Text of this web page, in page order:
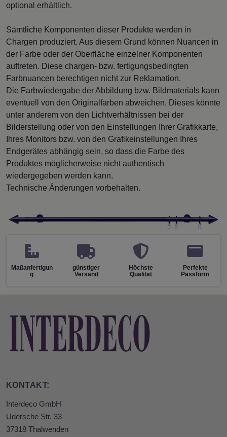
optional erhältlich.
Sämtliche Komponenten dieser Produkte werden in
Chargen produziert. Aus diesem Grund können Nuancen in
der Farbe oder der Oberfläche einzelner Komponenten
auftreten. Diese chargen- bzw. fertigungsbedingten
Farbnuancen berechtigen nicht zur Reklamation.
Die Farbwiedergabe der Abbildung bzw. Bildmaterials kann
eventuell von den Originalfarben abweichen. Dieses könnte
unter anderem von den Lichtverhältnissen bei der
Bilderstellung oder von den Einstellungen Ihrer Grafikkarte,
Ihres Monitors bzw. von den Grafikeinstellungen Ihres
Endgerätes abhängig sein, so dass die Farbe des
Produktes möglicherweise nicht authentisch
wiedergegeben werden kann.
Technische Änderungen vorbehalten.
Maßanfertigun
g
günstiger
Versand
Höchste
Qualität
Perfekte
Passform
KONTAKT:
Interdeco GmbH
Udersche Str. 33
37318 Thalwenden